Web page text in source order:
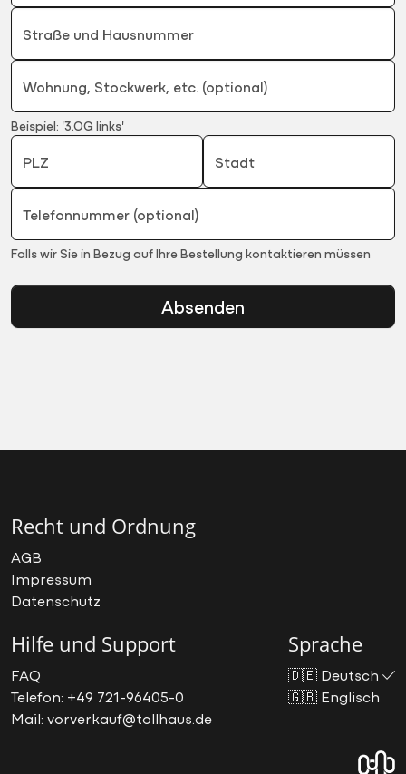
Straße und Hausnummer
Wohnung, Stockwerk, etc. (optional)
Beispiel: '3.OG links'
PLZ Stadt
Telefonnummer (optional)
Falls wir Sie in Bezug auf Ihre Bestellung kontaktieren müssen
Absenden
Recht und Ordnung
AGB
Impressum
Datenschutz
Hilfe und Support
FAQ
Telefon: +49 721-96405-0
Mail: vorverkauf@tollhaus.de
Sprache
🇩🇪 Deutsch
🇬🇧 Englisch